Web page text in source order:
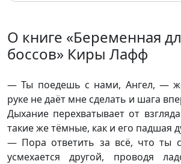
О книге «Беременная
боссов» Киры Лафф
— Ты поедешь с нами, Ангел, —
руке не даёт мне сделать и шага
Дыхание перехватывает от
такие же тёмные, как и его падшая
— Пора ответить за всё, что ты
усмехается другой, проводя